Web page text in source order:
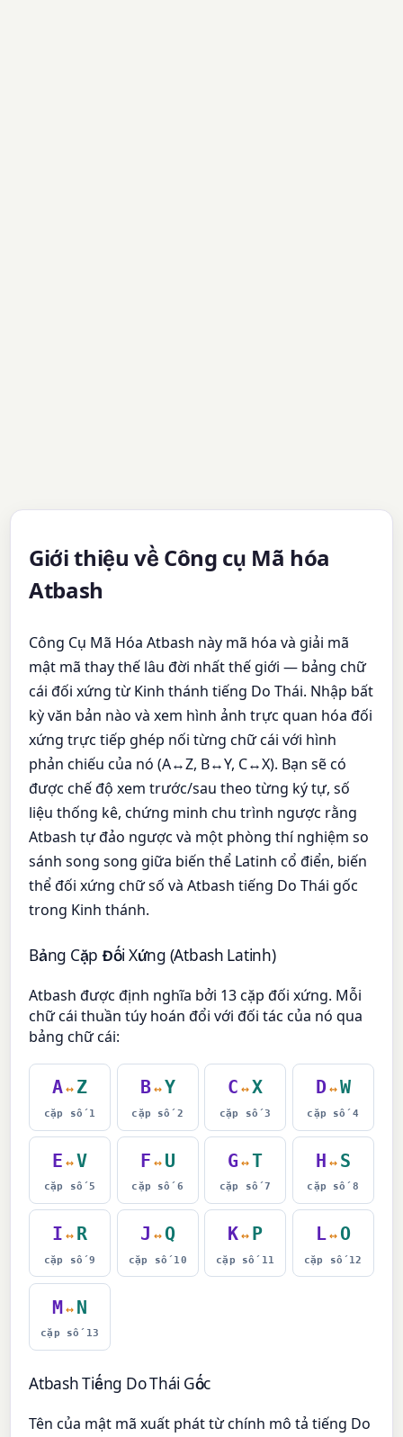
Giới thiệu về Công cụ Mã hóa
Atbash
Công Cụ Mã Hóa Atbash này mã hóa và giải mã
mật mã thay thế lâu đời nhất thế giới — bảng chữ
cái đối xứng từ Kinh thánh tiếng Do Thái. Nhập bất
kỳ văn bản nào và xem hình ảnh trực quan hóa đối
xứng trực tiếp ghép nối từng chữ cái với hình
phản chiếu của nó (A↔Z, B↔Y, C↔X). Bạn sẽ có
được chế độ xem trước/sau theo từng ký tự, số
liệu thống kê, chứng minh chu trình ngược rằng
Atbash tự đảo ngược và một phòng thí nghiệm so
sánh song song giữa biến thể Latinh cổ điển, biến
thể đối xứng chữ số và Atbash tiếng Do Thái gốc
trong Kinh thánh.
Bảng Cặp Đối Xứng (Atbash Latinh)
Atbash được định nghĩa bởi 13 cặp đối xứng. Mỗi
chữ cái thuần túy hoán đổi với đối tác của nó qua
bảng chữ cái:
A↔ Z
cặp số 1
B↔Y
cặp số 2
C ↔X
cặp số 3
D↔W
cặp số 4
E ↔V
cặp số 5
F ↔ U
cặp số 6
G ↔T
cặp số 7
H ↔ S
cặp số 8
I ↔ R
cặp số 9
J ↔ Q
cặp số 10
K↔ P
cặp số 11
L↔ O
cặp số 12
M↔ N
cặp số 13
Atbash Tiếng Do Thái Gốc
Tên của mật mã xuất phát từ chính mô tả tiếng Do